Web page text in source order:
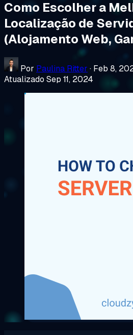
Como Escolher a
Localização de
(Alojamento Web,
Por Paulina Ritter · Feb 8,
Atualizado Sep 11, 2024